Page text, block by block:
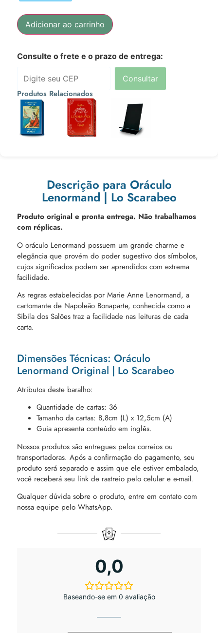
Adicionar ao carrinho
Consulte o frete e o prazo de entrega:
Consultar
Produtos Relacionados
Descrição para Oráculo
Lenormand | Lo Scarabeo
Produto original e pronta entrega. Não trabalhamos
com réplicas.
O oráculo Lenormand possuem um grande charme e
elegância que provém do poder sugestivo dos símbolos,
cujos significados podem ser aprendidos com extrema
facilidade.
As regras estabelecidas por Marie Anne Lenormand, a
cartomante de Napoleão Bonaparte, conhecida como a
Sibila dos Salões traz a facilidade nas leituras de cada
carta.
Dimensões Técnicas: Oráculo
Lenormand Original | Lo Scarabeo
Atributos deste baralho:
Quantidade de cartas: 36
Tamanho da cartas: 8,8cm (L) x 12,5cm (A)
Guia apresenta conteúdo em inglês.
Nossos produtos são entregues pelos correios ou
transportadoras. Após a confirmação do pagamento, seu
produto será separado e assim que ele estiver embalado,
você receberá seu link de rastreio pelo celular e e-mail.
Qualquer dúvida sobre o produto, entre em contato com
nossa equipe pelo WhatsApp.
0,0
Baseando-se em 0 avaliação